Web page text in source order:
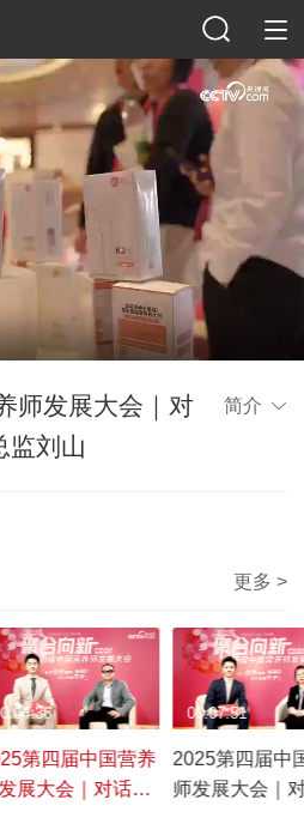
师发展大会｜对
监刘山
简介
更多 >
第四届中国营养
展大会｜对话乐
2025第四届中
师发展大会｜
00:07:51